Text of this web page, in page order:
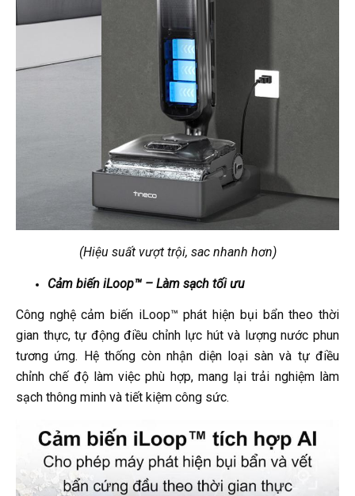
(Hiệu suất vượt trội, sac nhanh hơn)
Cảm biến iLoop™ – Làm sạch tối ưu
Công nghệ cảm biến iLoop™ phát hiện bụi bẩn theo thời
gian thực, tự động điều chỉnh lực hút và lượng nước phun
tương ứng. Hệ thống còn nhận diện loại sàn và tự điều
chỉnh chế độ làm việc phù hợp, mang lại trải nghiệm làm
sạch thông minh và tiết kiệm công sức.